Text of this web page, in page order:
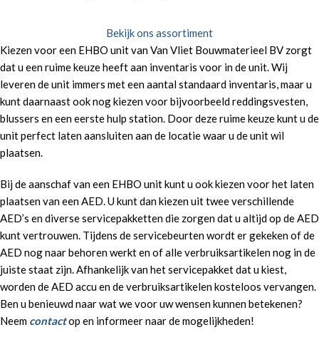
Bekijk ons assortiment
Kiezen voor een EHBO unit van Van Vliet Bouwmaterieel BV zorgt
dat u een ruime keuze heeft aan inventaris voor in de unit. Wij
leveren de unit immers met een aantal standaard inventaris, maar u
kunt daarnaast ook nog kiezen voor bijvoorbeeld reddingsvesten,
blussers en een eerste hulp station. Door deze ruime keuze kunt u de
unit perfect laten aansluiten aan de locatie waar u de unit wil
plaatsen.
Bij de aanschaf van een EHBO unit kunt u ook kiezen voor het laten
plaatsen van een AED. U kunt dan kiezen uit twee verschillende
AED’s en diverse servicepakketten die zorgen dat u altijd op de AED
kunt vertrouwen. Tijdens de servicebeurten wordt er gekeken of de
AED nog naar behoren werkt en of alle verbruiksartikelen nog in de
juiste staat zijn. Afhankelijk van het servicepakket dat u kiest,
worden de AED accu en de verbruiksartikelen kosteloos vervangen.
Ben u benieuwd naar wat we voor uw wensen kunnen betekenen?
Neem contactop en informeer naar de mogelijkheden!